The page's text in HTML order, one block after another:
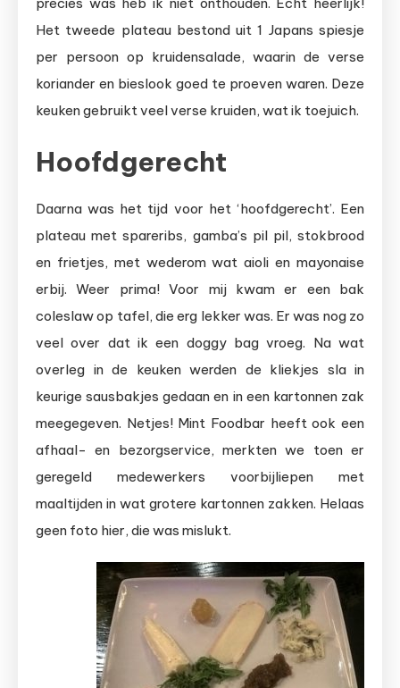
Het tweede plateau bestond uit 1 Japans spiesje
per persoon op kruidensalade, waarin de verse
koriander en bieslook goed te proeven waren. Deze
keuken gebruikt veel verse kruiden, wat ik toejuich.
Hoofdgerecht
Daarna was het tijd voor het ‘hoofdgerecht’. Een
plateau met spareribs, gamba’s pil pil, stokbrood
en frietjes, met wederom wat aioli en mayonaise
erbij. Weer prima! Voor mij kwam er een bak
coleslaw op tafel, die erg lekker was. Er was nog zo
veel over dat ik een doggy bag vroeg. Na wat
overleg in de keuken werden de kliekjes sla in
keurige sausbakjes gedaan en in een kartonnen zak
meegegeven. Netjes! Mint Foodbar heeft ook een
afhaal- en bezorgservice, merkten we toen er
geregeld medewerkers voorbijliepen met
maaltijden in wat grotere kartonnen zakken. Helaas
geen foto hier, die was mislukt.